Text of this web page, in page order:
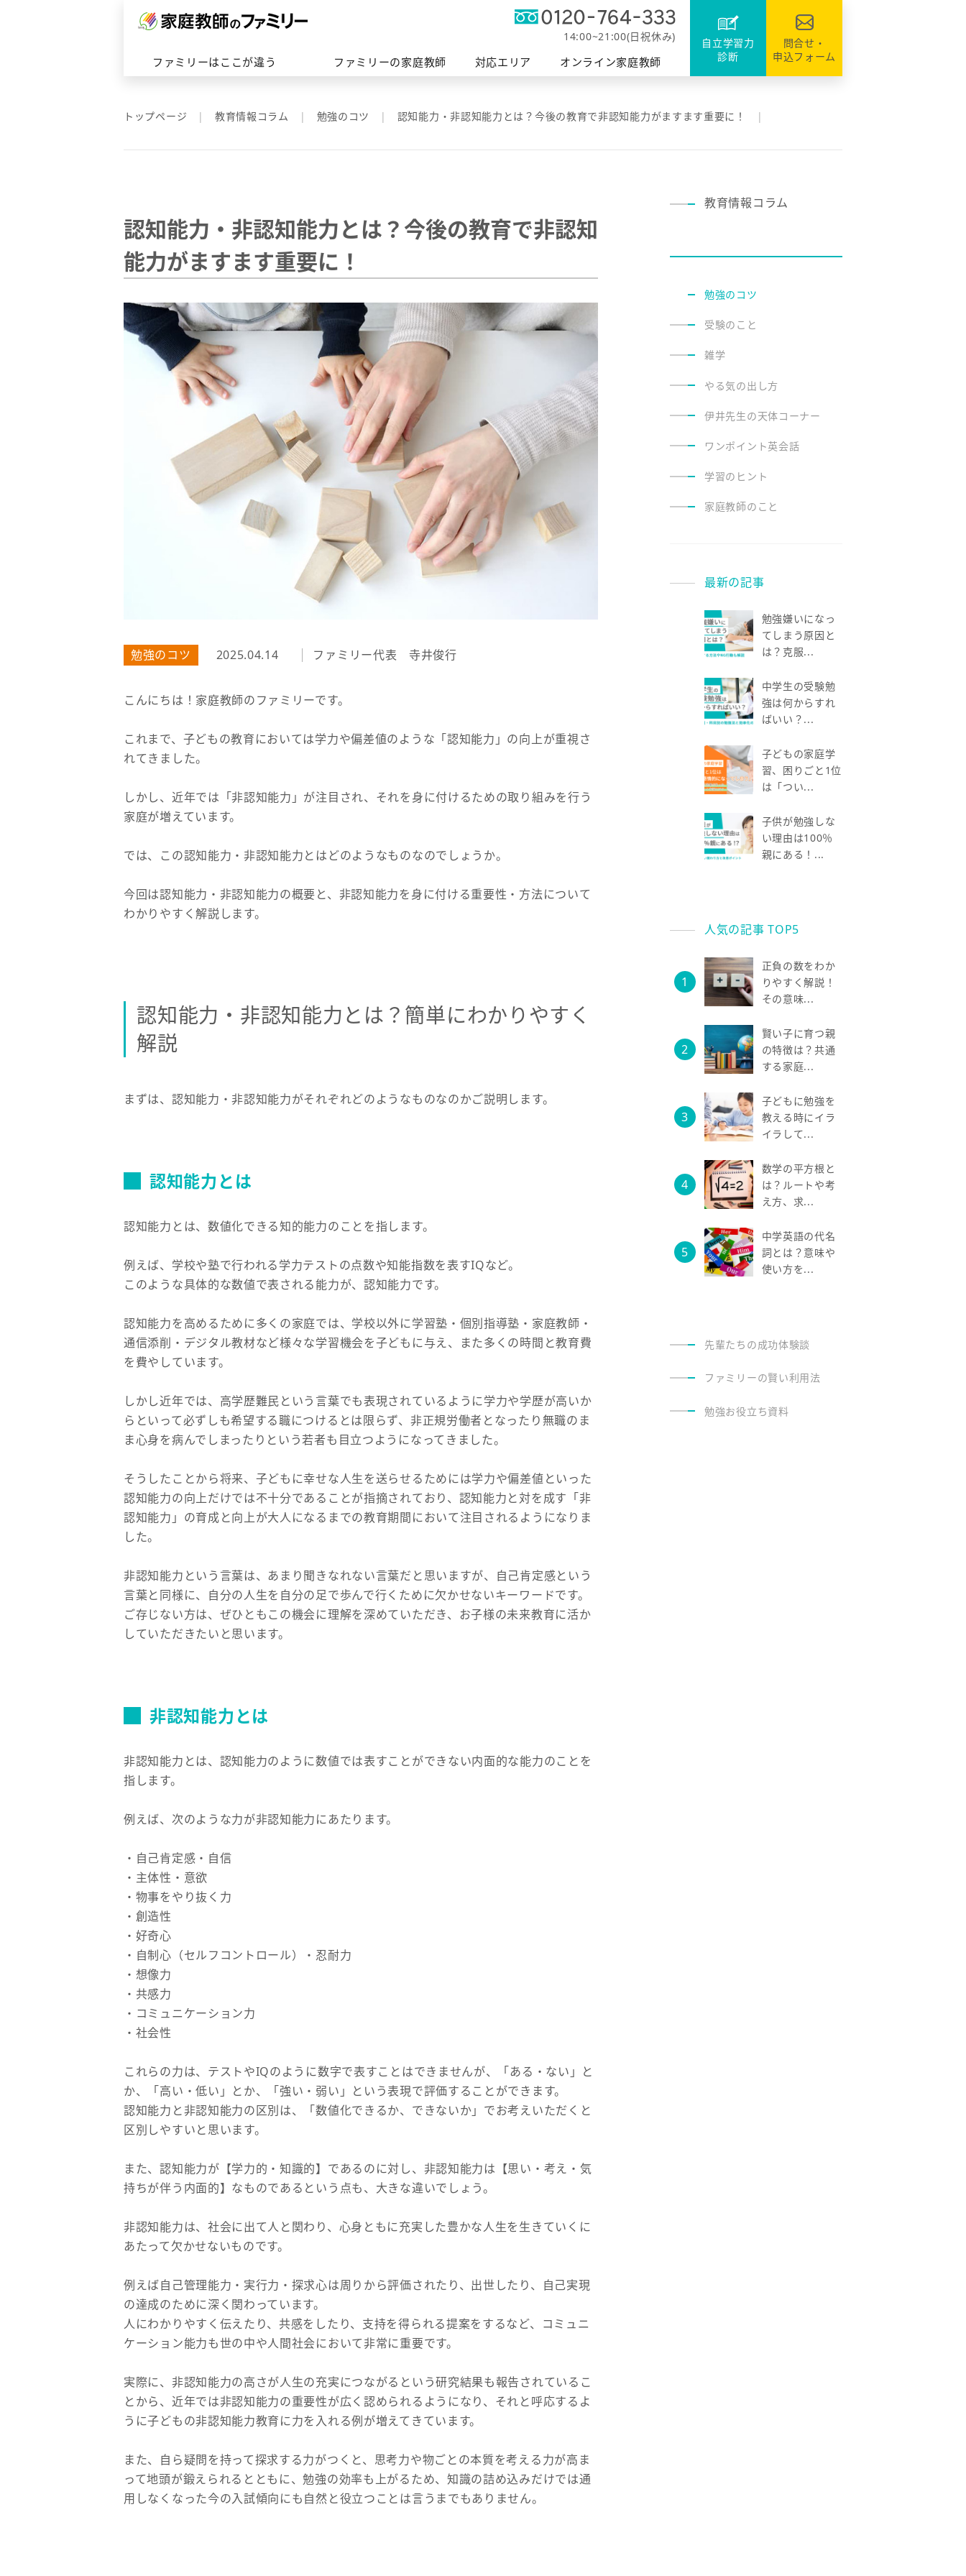
14:00~21:00(日祝休み)
ファミリーはここが違う ファミリーの家庭教師 対応エリア オンライン家庭教師
自立学習力
診断
問合せ・
申込フォーム
ファミリーの授業 ファミリーのシステム
軽度発達
障がい支援
資格・検定対策
対応エリアトップへ
富士エリア
トップページ 教育情報コラム 勉強のコツ 認知能力・非認知能力とは？今後の教育で非認知能力がますます重要に！
認知能力・非認知能力とは？今後の教育で非認知
能力がますます重要に！
勉強のコツ 2025.04.14 ファミリー代表 寺井俊行
こんにちは！家庭教師のファミリーです。
これまで、子どもの教育においては学力や偏差値のような「認知能力」の向上が重視さ
れてきました。
しかし、近年では「非認知能力」が注目され、それを身に付けるための取り組みを行う
家庭が増えています。
では、この認知能力・非認知能力とはどのようなものなのでしょうか。
今回は認知能力・非認知能力の概要と、非認知能力を身に付ける重要性・方法について
わかりやすく解説します。
認知能力・非認知能力とは？簡単にわかりやすく
解説
まずは、認知能力・非認知能力がそれぞれどのようなものなのかご説明します。
認知能力とは
認知能力とは、数値化できる知的能力のことを指します。
例えば、学校や塾で行われる学力テストの点数や知能指数を表すIQなど。
このような具体的な数値で表される能力が、認知能力です。
認知能力を高めるために多くの家庭では、学校以外に学習塾・個別指導塾・家庭教師・
通信添削・デジタル教材など様々な学習機会を子どもに与え、また多くの時間と教育費
を費やしています。
しかし近年では、高学歴難民という言葉でも表現されているように学力や学歴が高いか
らといって必ずしも希望する職につけるとは限らず、非正規労働者となったり無職のま
ま心身を病んでしまったりという若者も目立つようになってきました。
そうしたことから将来、子どもに幸せな人生を送らせるためには学力や偏差値といった
認知能力の向上だけでは不十分であることが指摘されており、認知能力と対を成す「非
認知能力」の育成と向上が大人になるまでの教育期間において注目されるようになりま
した。
非認知能力という言葉は、あまり聞きなれない言葉だと思いますが、自己肯定感という
言葉と同様に、自分の人生を自分の足で歩んで行くために欠かせないキーワードです。
ご存じない方は、ぜひともこの機会に理解を深めていただき、お子様の未来教育に活か
していただきたいと思います。
非認知能力とは
非認知能力とは、認知能力のように数値では表すことができない内面的な能力のことを
指します。
例えば、次のような力が非認知能力にあたります。
・自己肯定感・自信
・主体性・意欲
・物事をやり抜く力
・創造性
・好奇心
・自制心（セルフコントロール）・忍耐力
・想像力
・共感力
・コミュニケーション力
・社会性
これらの力は、テストやIQのように数字で表すことはできませんが、「ある・ない」と
か、「高い・低い」とか、「強い・弱い」という表現で評価することができます。
認知能力と非認知能力の区別は、「数値化できるか、できないか」でお考えいただくと
区別しやすいと思います。
また、認知能力が【学力的・知識的】であるのに対し、非認知能力は【思い・考え・気
持ちが伴う内面的】なものであるという点も、大きな違いでしょう。
非認知能力は、社会に出て人と関わり、心身ともに充実した豊かな人生を生きていくに
あたって欠かせないものです。
例えば自己管理能力・実行力・探求心は周りから評価されたり、出世したり、自己実現
の達成のために深く関わっています。
人にわかりやすく伝えたり、共感をしたり、支持を得られる提案をするなど、コミュニ
ケーション能力も世の中や人間社会において非常に重要です。
実際に、非認知能力の高さが人生の充実につながるという研究結果も報告されているこ
とから、近年では非認知能力の重要性が広く認められるようになり、それと呼応するよ
うに子どもの非認知能力教育に力を入れる例が増えてきています。
また、自ら疑問を持って探求する力がつくと、思考力や物ごとの本質を考える力が高ま
って地頭が鍛えられるとともに、勉強の効率も上がるため、知識の詰め込みだけでは通
用しなくなった今の入試傾向にも自然と役立つことは言うまでもありません。
教育情報コラム
勉強のコツ
受験のこと
雑学
やる気の出し方
伊井先生の天体コーナー
ワンポイント英会話
学習のヒント
家庭教師のこと
最新の記事
勉強嫌いになっ
てしまう原因と
は？克服...
中学生の受験勉
強は何からすれ
ばいい？...
子どもの家庭学
習、困りごと1位
は「つい...
子供が勉強しな
い理由は100％
親にある！...
人気の記事 TOP5
正負の数をわか
りやすく解説！
その意味...
賢い子に育つ親
の特徴は？共通
する家庭...
子どもに勉強を
教える時にイラ
イラして...
数学の平方根と
は？ルートや考
え方、求...
中学英語の代名
詞とは？意味や
使い方を...
先輩たちの成功体験談
ファミリーの賢い利用法
勉強お役立ち資料